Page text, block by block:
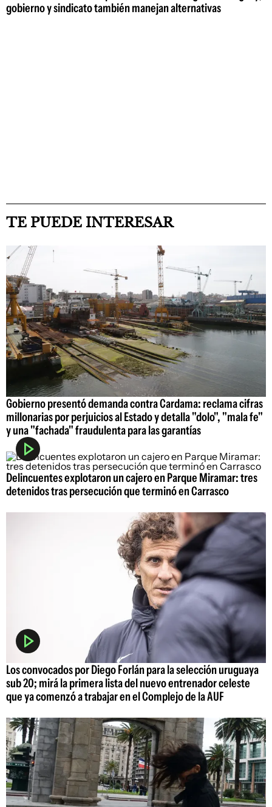
gobierno y sindicato también manejan alternativas
TE PUEDE INTERESAR
Gobierno presentó demanda contra Cardama: reclama cifras
millonarias por perjuicios al Estado y detalla "dolo", "mala fe"
y una "fachada" fraudulenta para las garantías
Delincuentes explotaron un cajero en Parque Miramar: tres
detenidos tras persecución que terminó en Carrasco
Los convocados por Diego Forlán para la selección uruguaya
sub 20; mirá la primera lista del nuevo entrenador celeste
que ya comenzó a trabajar en el Complejo de la AUF